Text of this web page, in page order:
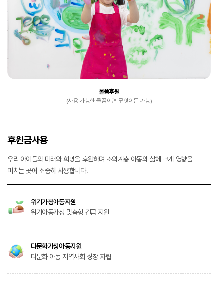
물품후원
(사용 가능한 물품이면 무엇이든 가능)
후원금사용
우리 아이들의 미래와 희망을 후원하며 소외계층 아동의 삶에 크게 영향을
미치는 곳에 소중히 사용합니다.
위기가정아동지원
위기아동가정 맞춤형 긴급 지원
다문화가정아동지원
다문화 아동 지역사회 성장 자립